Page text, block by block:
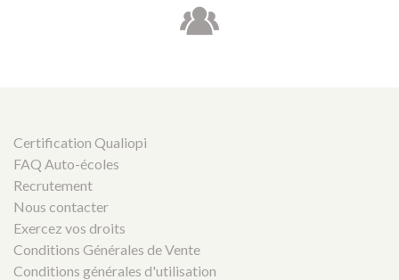
Certification Qualiopi
FAQ Auto-écoles
Recrutement
Nous contacter
Exercez vos droits
Conditions Générales de Vente
Conditions générales d'utilisation